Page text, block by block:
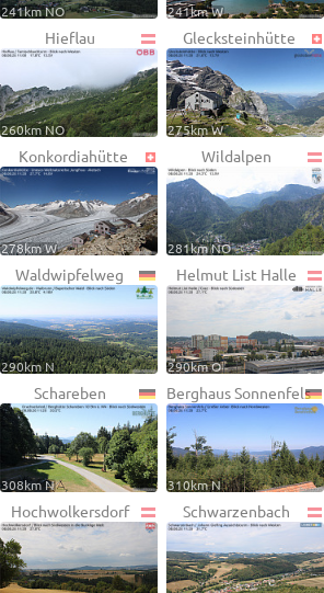
241km NO 241km W
Hieflau
260km NO
Glecksteinhütte
275km W
Konkordiahütte
278km W
Wildalpen
281km NO
Waldwipfelweg
290km N
Helmut List Halle
290km O
Schareben
308km N
Berghaus Sonnenfels
310km N
Hochwolkersdorf Schwarzenbach